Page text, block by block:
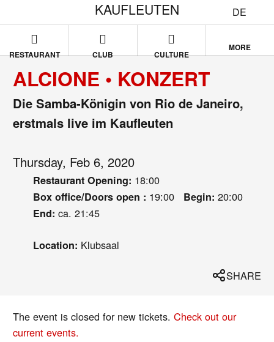
DE
KAUFLEUTEN
RESTAURANT CLUB CULTURE
MORE
ALCIONE • KONZERT
Die Samba-Königin von Rio de Janeiro,
erstmals live im Kaufleuten
Thursday, Feb 6, 2020
Restaurant Opening: 18:00
Box office/Doors open : 19:00 Begin: 20:00
End: ca. 21:45
Location: Klubsaal
SHARE
The event is closed for new tickets.Check out our
current events.